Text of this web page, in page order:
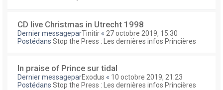
CD live Christmas in Utrecht 1998
Dernier messageparTinitir « 27 octobre 2019, 15:30
Postédans Stop the Press : Les dernières infos Princières
In praise of Prince sur tidal
Dernier messageparExodus « 10 octobre 2019, 21:23
Postédans Stop the Press : Les dernières infos Princières